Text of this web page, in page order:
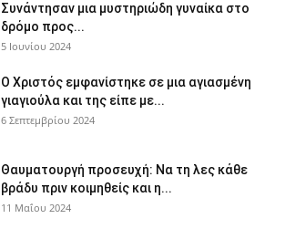
Συνάντησαν μια μυστηριώδη γυναίκα στο
δρόμο προς...
5 Ιουνίου 2024
Ο Χριστός εμφανίστηκε σε μια αγιασμένη
γιαγιούλα και της είπε με...
6 Σεπτεμβρίου 2024
Θαυματουργή προσευχή: Να τη λες κάθε
βράδυ πριν κοιμηθείς και η...
11 Μαΐου 2024